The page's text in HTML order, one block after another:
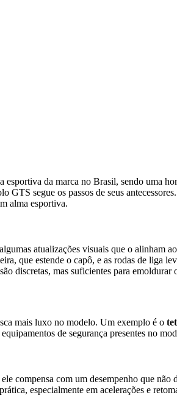
esportiva da marca no Brasil, sendo uma
segue os passos de seus
alma esportiva.
atualizações visuais que o alinham
que estende o capô, e as rodas de liga
discretas, mas suficientes para
mais luxo no modelo. Um exemplo é o
de segurança presentes no
compensa com um desempenho que
especialmente em acelerações e